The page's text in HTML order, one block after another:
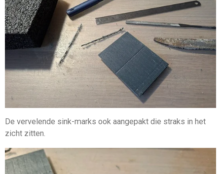
De vervelende sink-marks ook aangepakt die straks in het
zicht zitten.